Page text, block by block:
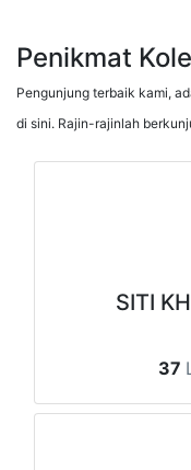
Penikmat
Pengunjung terbaik kami,
di sini. Rajin-rajinlah
SITI
37